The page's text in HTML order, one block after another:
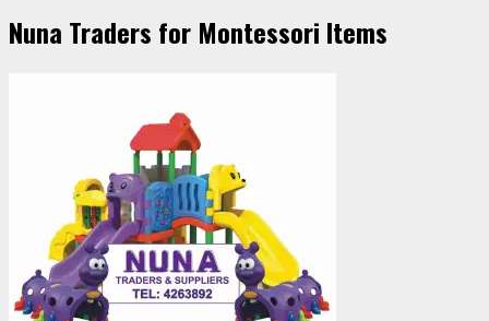
Nuna Traders for Montessori Items